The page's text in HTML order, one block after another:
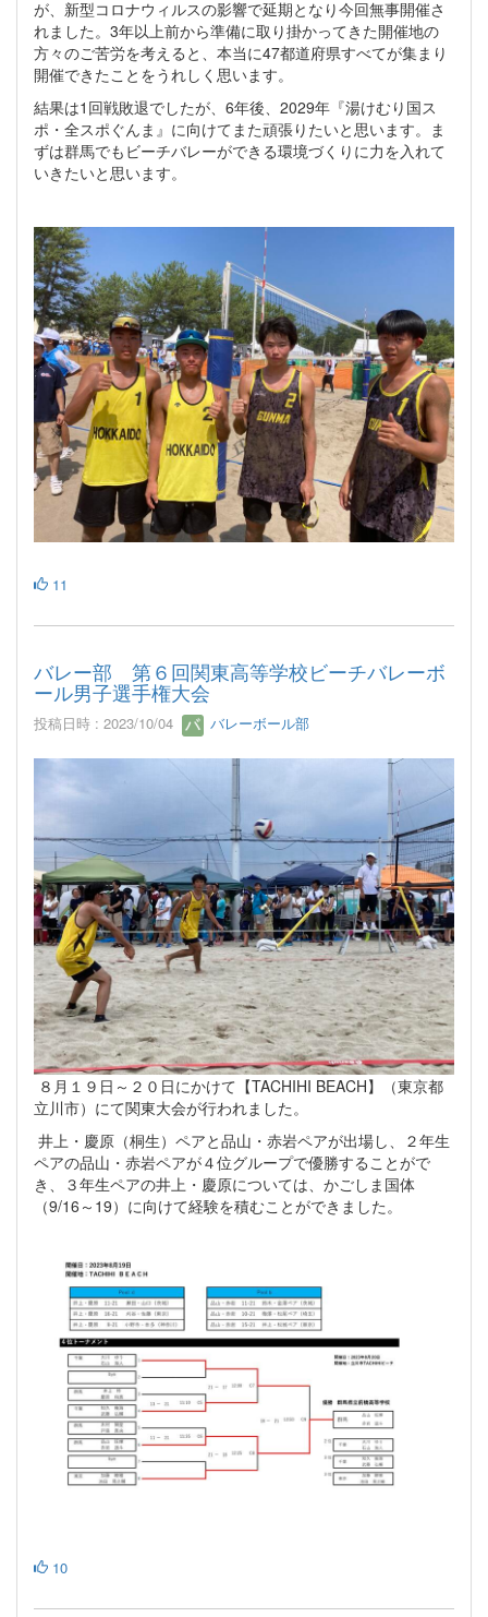
が、新型コロナウィルスの影響で延期となり今回無事開催さ
れました。3年以上前から準備に取り掛かってきた開催地の
方々のご苦労を考えると、本当に47都道府県すべてが集まり
開催できたことをうれしく思います。
結果は1回戦敗退でしたが、6年後、2029年『湯けむり国ス
ポ・全スポぐんま』に向けてまた頑張りたいと思います。ま
ずは群馬でもビーチバレーができる環境づくりに力を入れて
いきたいと思います。
11
バレー部 第６回関東高等学校ビーチバレーボ
ール男子選手権大会
投稿日時 : 2023/10/04 バレーボール部
８月１９日～２０日にかけて【TACHIHI BEACH】（東京都
立川市）にて関東大会が行われました。
井上・慶原（桐生）ペアと品山・赤岩ペアが出場し、２年生
ペアの品山・赤岩ペアが４位グループで優勝することがで
き、３年生ペアの井上・慶原については、かごしま国体
（9/16～19）に向けて経験を積むことができました。
10